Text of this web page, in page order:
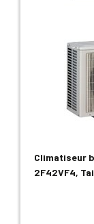
Climatiseur
2F42VF4,